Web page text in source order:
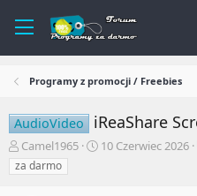
Programy z promocji / Freebies
AudioVideo iReaShare
A
u
t
Camel1965
R10 Czerwiec 2026
za darmo